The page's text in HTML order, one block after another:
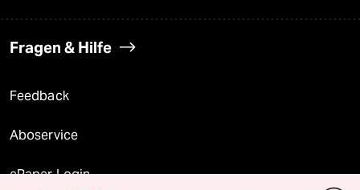
Fragen & Hilfe
Feedback
Aboservice
ePaper Login